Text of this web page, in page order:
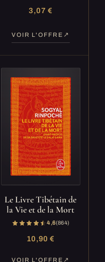
3,07 €
VOIR L'OFFRE
Le Livre Tibétain de
la Vie et de la Mort
4,6(864)
10,90 €
VOIR L'OFFRE